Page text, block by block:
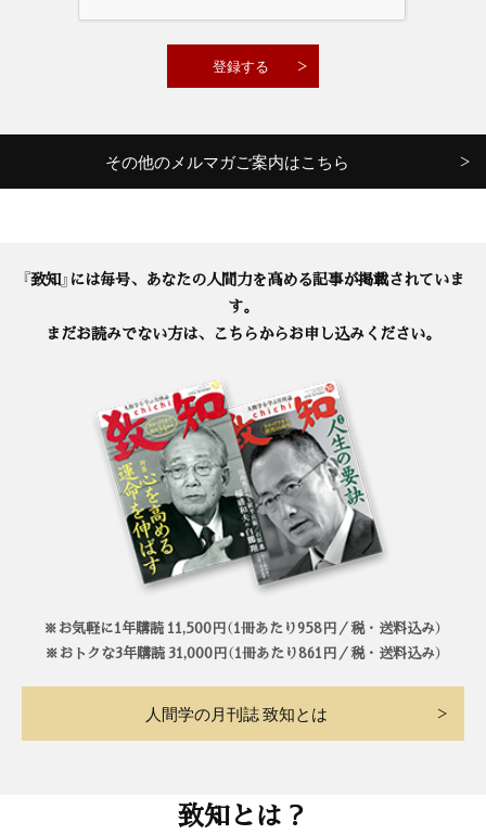
その他のメルマガご案内はこちら
『致知』には毎号、あなたの人間力を高める記事が掲載されていま
す。
まだお読みでない方は、こちらからお申し込みください。
※お気軽に1年購読 11,500円（1冊あたり958円／税・送料込み）
※おトクな3年購読 31,000円（1冊あたり861円／税・送料込み）
人間学の月刊誌 致知とは
致知とは？